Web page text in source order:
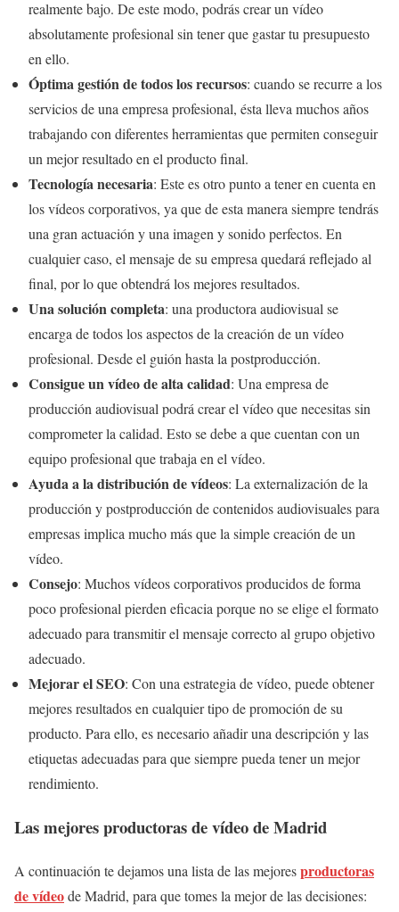
realmente bajo. De este modo, podrás crear un vídeo
absolutamente profesional sin tener que gastar tu presupuesto
en ello.
Óptima gestión de todos los recursos: cuando se recurre a los
servicios de una empresa profesional, ésta lleva muchos años
trabajando con diferentes herramientas que permiten conseguir
un mejor resultado en el producto final.
Tecnología necesaria: Este es otro punto a tener en cuenta en
los vídeos corporativos, ya que de esta manera siempre tendrás
una gran actuación y una imagen y sonido perfectos. En
cualquier caso, el mensaje de su empresa quedará reflejado al
final, por lo que obtendrá los mejores resultados.
Una solución completa: una productora audiovisual se
encarga de todos los aspectos de la creación de un vídeo
profesional. Desde el guión hasta la postproducción.
Consigue un vídeo de alta calidad: Una empresa de
producción audiovisual podrá crear el vídeo que necesitas sin
comprometer la calidad. Esto se debe a que cuentan con un
equipo profesional que trabaja en el vídeo.
Ayuda a la distribución de vídeos: La externalización de la
producción y postproducción de contenidos audiovisuales para
empresas implica mucho más que la simple creación de un
vídeo.
Consejo: Muchos vídeos corporativos producidos de forma
poco profesional pierden eficacia porque no se elige el formato
adecuado para transmitir el mensaje correcto al grupo objetivo
adecuado.
Mejorar el SEO: Con una estrategia de vídeo, puede obtener
mejores resultados en cualquier tipo de promoción de su
producto. Para ello, es necesario añadir una descripción y las
etiquetas adecuadas para que siempre pueda tener un mejor
rendimiento.
Las mejores productoras de vídeo de Madrid
A continuación te dejamos una lista de las mejoresproductoras
de vídeode Madrid, para que tomes la mejor de las decisiones: